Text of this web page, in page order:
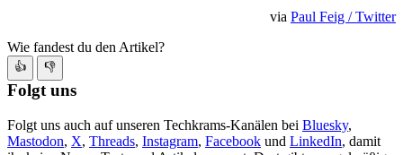
via Paul Feig / Twitter
Wie fandest du den Artikel?
👍 👎
Folgt uns
Folgt uns auch auf unseren Techkrams-Kanälen bei Bluesky,
Mastodon, X, Threads, Instagram, Facebook und LinkedIn, damit